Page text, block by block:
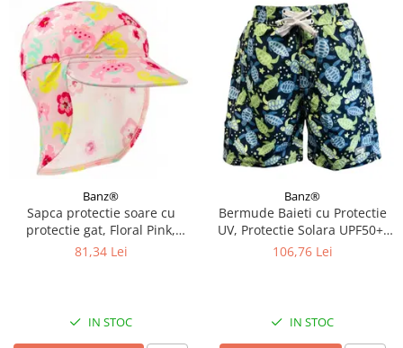
Banz®
Sapca protectie soare cu
protectie gat, Floral Pink,
Marimea M
81,34 Lei
IN STOC
Banz®
Bermude Baieti cu Protectie
UV, Protectie Solara UPF50+,
Turttle, Diverse marimi
106,76 Lei
IN STOC